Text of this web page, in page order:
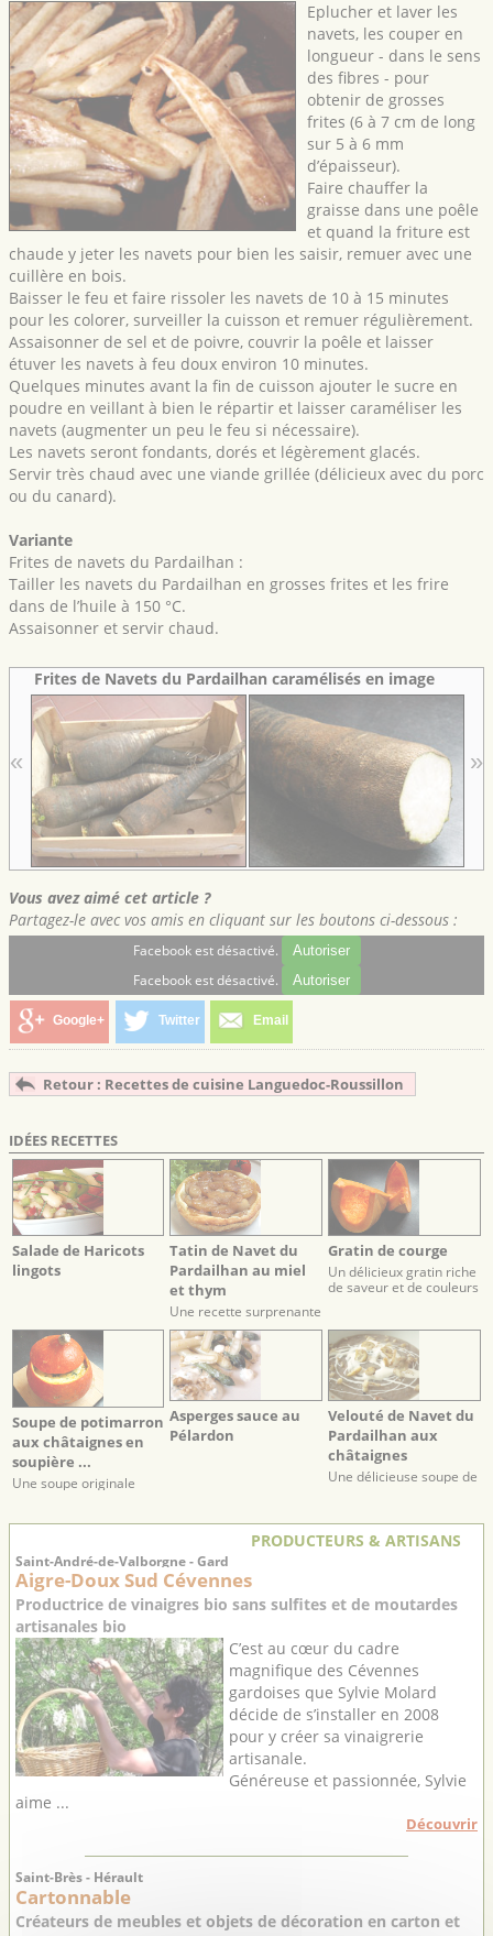
Eplucher et laver les
navets, les couper en
longueur - dans le sens
des fibres - pour
obtenir de grosses
frites (6 à 7 cm de long
sur 5 à 6 mm
d’épaisseur).
Faire chauffer la
graisse dans une poêle
et quand la friture est
chaude y jeter les navets pour bien les saisir, remuer avec une
cuillère en bois.
Baisser le feu et faire rissoler les navets de 10 à 15 minutes
pour les colorer, surveiller la cuisson et remuer régulièrement.
Assaisonner de sel et de poivre, couvrir la poêle et laisser
étuver les navets à feu doux environ 10 minutes.
Quelques minutes avant la fin de cuisson ajouter le sucre en
poudre en veillant à bien le répartir et laisser caraméliser les
navets (augmenter un peu le feu si nécessaire).
Les navets seront fondants, dorés et légèrement glacés.
Servir très chaud avec une viande grillée (délicieux avec du porc
ou du canard).
Variante
Frites de navets du Pardailhan :
Tailler les navets du Pardailhan en grosses frites et les frire
dans de l’huile à 150 °C.
Assaisonner et servir chaud.
Frites de Navets du Pardailhan caramélisés en image
« »
Vous avez aimé cet article ?
Partagez-le avec vos amis en cliquant sur les boutons ci-dessous :
Facebook est désactivé. Autoriser
Facebook est désactivé. Autoriser
Google+ Twitter Email
Retour : Recettes de cuisine Languedoc-Roussillon
IDÉES RECETTES
Salade de Haricots
lingots
Tatin de Navet du
Pardailhan au miel
et thym
Une recette surprenante
par son côté doux et
subtil relevé par un
légume ancien.
Gratin de courge
Un délicieux gratin riche
de saveur et de couleurs
Soupe de potimarron
aux châtaignes en
soupière ...
Une soupe originale
Asperges sauce au
Pélardon
Velouté de Navet du
Pardailhan aux
châtaignes
Une délicieuse soupe de
PRODUCTEURS & ARTISANS
Saint-André-de-Valborgne - Gard
Aigre-Doux Sud Cévennes
Productrice de vinaigres bio sans sulfites et de moutardes
artisanales bio
C’est au cœur du cadre
magnifique des Cévennes
gardoises que Sylvie Molard
décide de s’installer en 2008
pour y créer sa vinaigrerie
artisanale.
Généreuse et passionnée, Sylvie
aime ...
Découvrir
Saint-Brès - Hérault
Cartonnable
Créateurs de meubles et objets de décoration en carton et